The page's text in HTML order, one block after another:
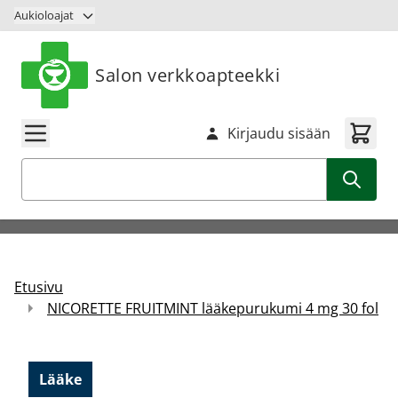
Siirry sisältöön
Aukioloajat
Salon verkkoapteekki
Kirjaudu sisään
Etusivu
NICORETTE FRUITMINT lääkepurukumi 4 mg 30 fol
Lääke